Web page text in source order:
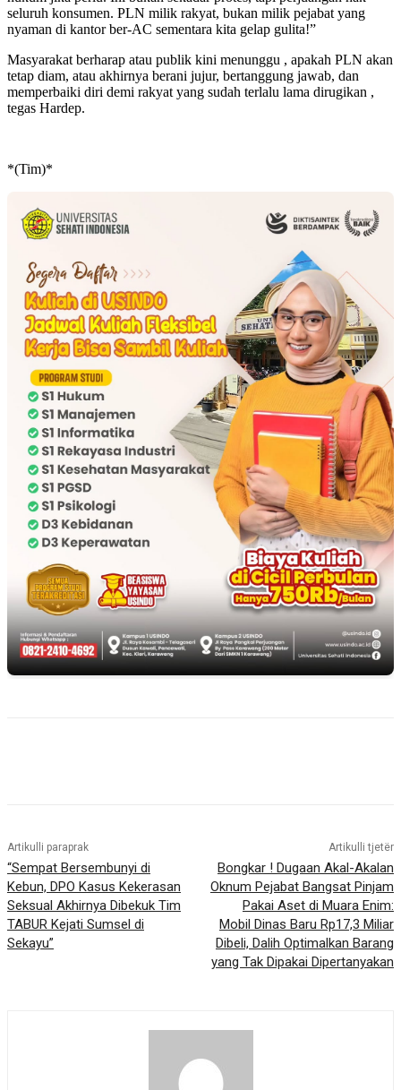
seluruh konsumen. PLN milik rakyat, bukan milik pejabat yang
nyaman di kantor ber-AC sementara kita gelap gulita!”
Masyarakat berharap atau publik kini menunggu , apakah PLN akan
tetap diam, atau akhirnya berani jujur, bertanggung jawab, dan
memperbaiki diri demi rakyat yang sudah terlalu lama dirugikan ,
tegas Hardep.
*(Tim)*
Artikulli paraprak
“Sempat Bersembunyi di
Kebun, DPO Kasus Kekerasan
Seksual Akhirnya Dibekuk Tim
TABUR Kejati Sumsel di
Sekayu”
Artikulli tjetër
Bongkar ! Dugaan Akal-Akalan
Oknum Pejabat Bangsat Pinjam
Pakai Aset di Muara Enim:
Mobil Dinas Baru Rp17,3 Miliar
Dibeli, Dalih Optimalkan Barang
yang Tak Dipakai Dipertanyakan